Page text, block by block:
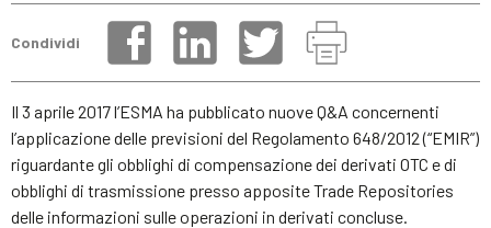
Condividi
Il 3 aprile 2017 l’ESMA ha pubblicato nuove Q&A concernenti
l’applicazione delle previsioni del Regolamento 648/2012 (“EMIR”)
riguardante gli obblighi di compensazione dei derivati OTC e di
obblighi di trasmissione presso apposite Trade Repositories
delle informazioni sulle operazioni in derivati concluse.